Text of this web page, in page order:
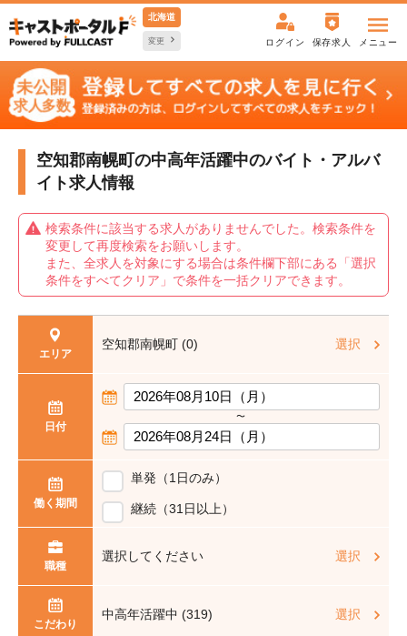
北海道
変更 ログイン 保存求人 メニュー
空知郡南幌町の中高年活躍中のバイト・アルバ
イト求人情報
検索条件に該当する求人がありませんでした。検索条件を
変更して再度検索をお願いします。
また、全求人を対象にする場合は条件欄下部にある「選択
条件をすべてクリア」で条件を一括クリアできます。
エリア
空知郡南幌町 (0) 選択
日付
〜
働く期間
単発（1日のみ）
継続（31日以上）
職種
選択してください 選択
こだわり
中高年活躍中 (319) 選択